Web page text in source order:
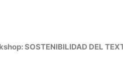
SOSTENIBILIDAD DEL